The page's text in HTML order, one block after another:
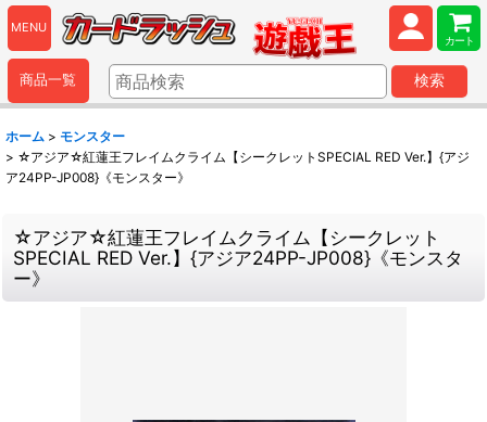
MENU
カート
商品一覧 検索
ホーム > モンスター
> ☆アジア☆紅蓮王フレイムクライム【シークレットSPECIAL RED Ver.】{アジ
ア24PP-JP008}《モンスター》
☆アジア☆紅蓮王フレイムクライム【シークレット
SPECIAL RED Ver.】{アジア24PP-JP008}《モンスタ
ー》